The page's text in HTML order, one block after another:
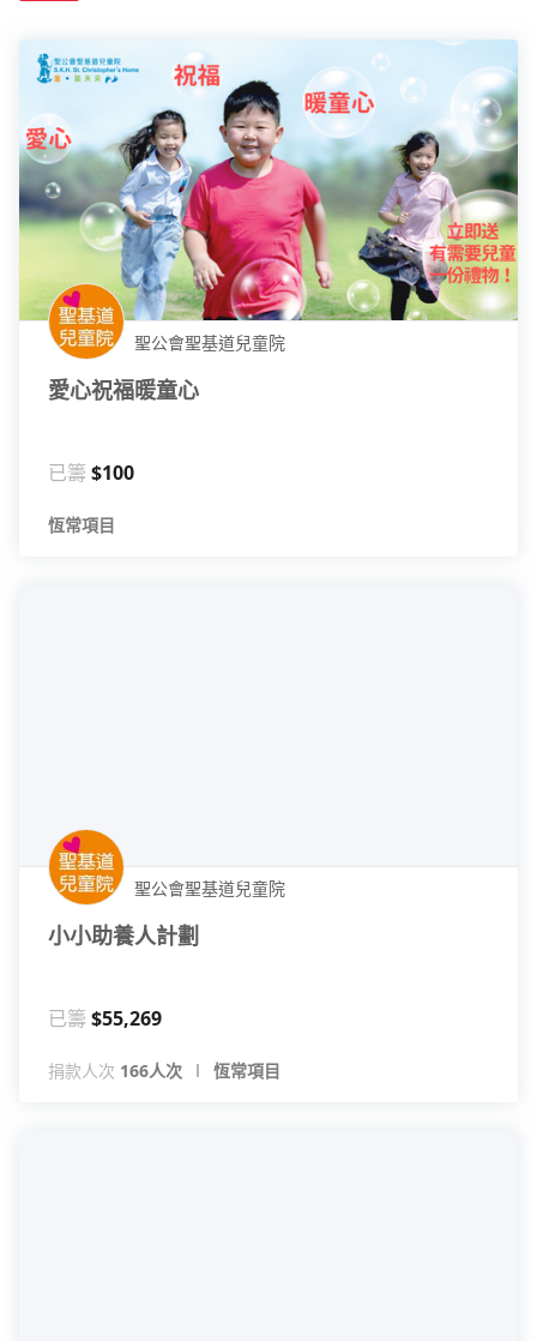
聖公會聖基道兒童院
愛心祝福暖童心
已籌 $100
恆常項目
聖公會聖基道兒童院
小小助養人計劃
已籌 $55,269
捐款人次 166人次 恆常項目